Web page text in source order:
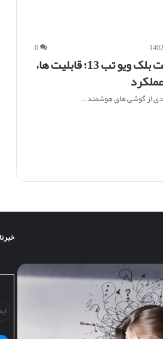
0
نقد و بررسی تبلت بلک ویو تب 13؛ قابلیت ها،
از گوشی های هوشمند…